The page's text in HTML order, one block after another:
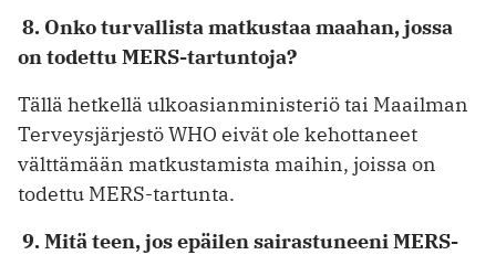
8. Onko turvallista matkustaa maahan, jossa
on todettu MERS-tartuntoja?
Tällä hetkellä ulkoasianministeriö tai Maailman
Terveysjärjestö WHO eivät ole kehottaneet
välttämään matkustamista maihin, joissa on
todettu MERS-tartunta.
9. Mitä teen, jos epäilen sairastuneeni MERS-